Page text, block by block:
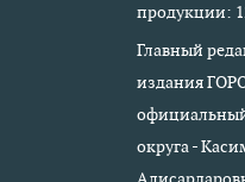
продукции:
Главный
издания
округа -